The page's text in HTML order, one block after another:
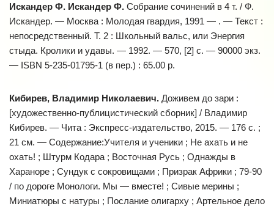
Искандер Ф. Искандер Ф. Собрание сочинений в 4 т. / Ф.
Искандер. — Москва : Молодая гвардия, 1991 — . — Текст :
непосредственный. Т. 2 : Школьный вальс, или Энергия
стыда. Кролики и удавы. — 1992. — 570, [2] с. — 90000 экз.
— ISBN 5-235-01795-1 (в пер.) : 65.00 р.
Кибирев, Владимир Николаевич. Доживем до зари :
[художественно-публицистический сборник] / Владимир
Кибирев. — Чита : Экспресс-издательство, 2015. — 176 с. ;
21 см. — Содержание:Учителя и ученики ; Не ахать и не
охать! ; Штурм Кодара ; Восточная Русь ; Однажды в
Хараноре ; Сундук с сокровищами ; Призрак Африки ; 79-90
/ по дороге Монологи. Мы — вместе! ; Сивые мерины ;
Миниатюры с натуры ; Послание олигарху ; Артельное дело